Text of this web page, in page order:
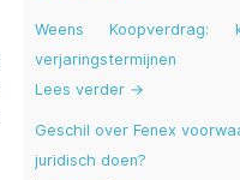
Weens Koopverdrag:
verjaringstermijnen
Lees verder →
Geschil over Fenex
juridisch doen?